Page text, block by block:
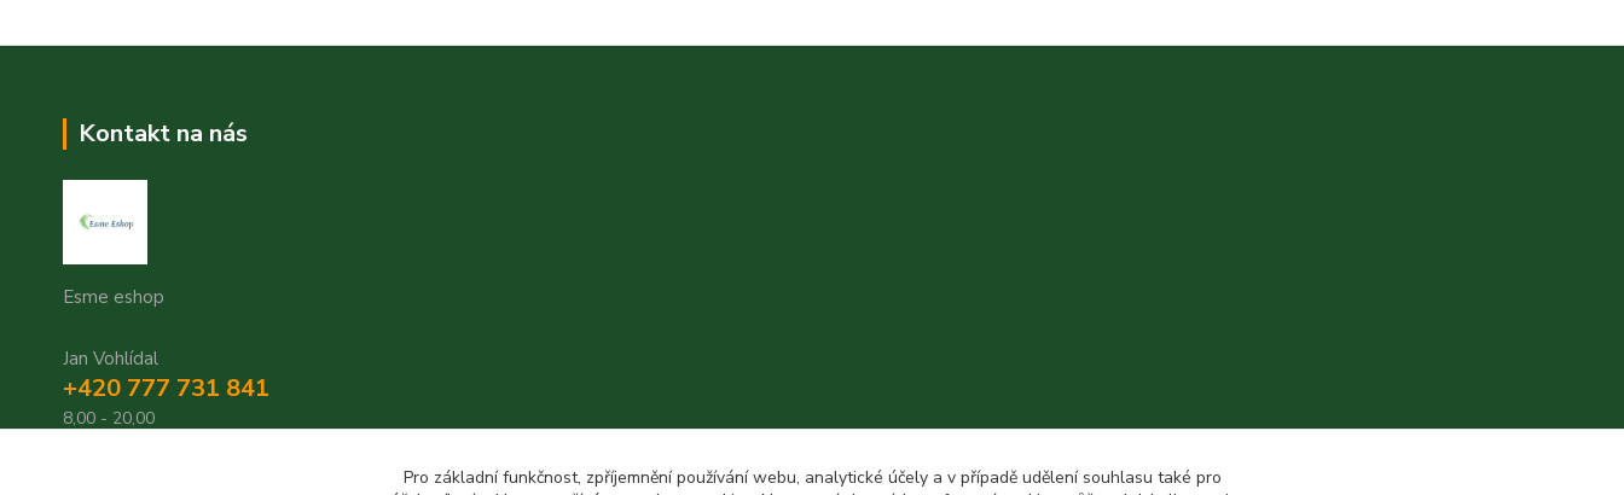
Kontakt na nás
Esme eshop
Jan Vohlídal
+420 777 731 841
8,00 - 20,00
Pro základní funkčnost, zpříjemnění používání webu, analytické účely a v případě udělení souhlasu také pro